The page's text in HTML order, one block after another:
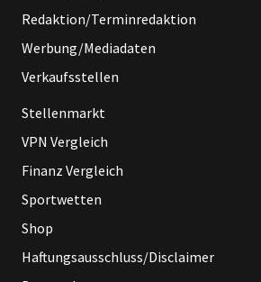
Redaktion/Terminredaktion
Werbung/Mediadaten
Verkaufsstellen
Stellenmarkt
VPN Vergleich
Finanz Vergleich
Sportwetten
Shop
Haftungsausschluss/Disclaimer